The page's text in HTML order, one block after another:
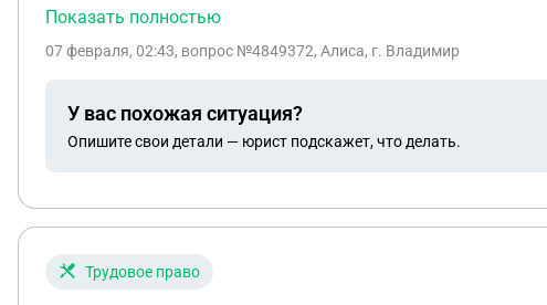
там травлю , многие меня унижали , стыдили и получали
Показать полностью
07 февраля, 02:43, вопрос №4849372, Алиса, г. Владимир
У вас похожая ситуация?
Опишите свои детали — юрист подскажет, что делать.
Трудовое право